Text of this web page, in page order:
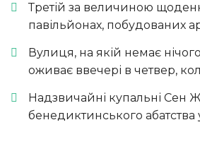
Третій за величиною
павільйонах, побудованих
Вулиця, на якій немає
оживає ввечері в четвер,
Надзвичайні купальні Сен
бенедиктинського абатства